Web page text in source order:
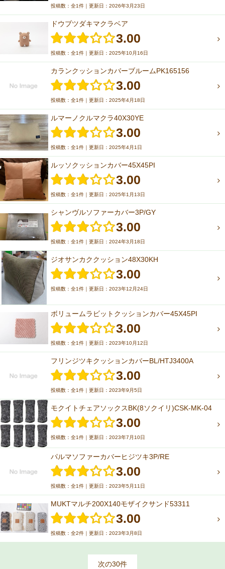
投稿数：全1件｜更新日：2026年3月23日
ドウブツダキマクラベア
3.00
投稿数：全1件｜更新日：2025年10月16日
カランクッションカバーブルームPK165156
3.00
投稿数：全1件｜更新日：2025年4月18日
ルマーノクルマクラ40X30YE
3.00
投稿数：全1件｜更新日：2025年4月1日
ルッソクッションカバー45X45PI
3.00
投稿数：全1件｜更新日：2025年1月13日
シャンヴルソファーカバー3P/GY
3.00
投稿数：全1件｜更新日：2024年3月18日
ジオサンカククッション48X30KH
3.00
投稿数：全1件｜更新日：2023年12月24日
ボリュームラビットクッションカバー45X45PI
3.00
投稿数：全1件｜更新日：2023年10月12日
フリンジツキクッションカバーBL/HTJ3400A
3.00
投稿数：全1件｜更新日：2023年9月5日
モクイトチェアソックスBK(8ソクイリ)CSK-MK-04
3.00
投稿数：全1件｜更新日：2023年7月10日
パルマソファーカバーヒジツキ3P/RE
3.00
投稿数：全1件｜更新日：2023年5月11日
MUKTマルチ200X140モザイクサンド53311
3.00
投稿数：全2件｜更新日：2023年3月8日
次の30件